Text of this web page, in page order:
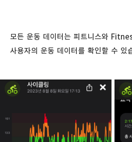
모든 운동 데이터는 피트니스와
사용자의 운동 데이터를 확인할 수 있